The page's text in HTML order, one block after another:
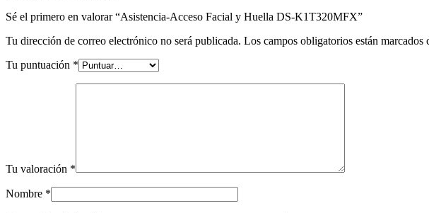
Sé el primero en valorar “Asistencia-Acceso Facial y Huella DS-K1T320MFX”
Tu dirección de correo electrónico no será publicada. Los campos obligatorios están marcados
Tu puntuación *
Tu valoración *
Nombre *